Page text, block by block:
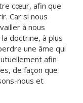
cœur, afin que
Car si nous
à nous
doctrine, à plus
une âme qui
afin
de façon que
nous et